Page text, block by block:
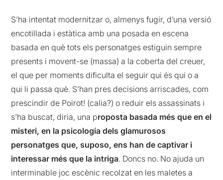
S’ha intentat modernitzar o, almenys fugir, d’una versió
encotillada i estàtica amb una posada en escena
basada en què tots els personatges estiguin sempre
presents i movent-se (massa) a la coberta del creuer,
el que per moments dificulta el seguir qui és qui o a
qui li passa què. S’han pres decisions arriscades, com
prescindir de Poirot! (calia?) o reduir els assassinats i
s’ha buscat, diria, una proposta basada més que en el
misteri, en la psicologia dels glamurosos
personatges que, suposo, ens han de captivar i
interessar més que la intriga. Doncs no. No ajuda un
interminable joc escènic recolzat en les maletes a